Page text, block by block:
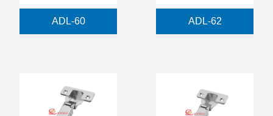
ADL-60 ADL-62